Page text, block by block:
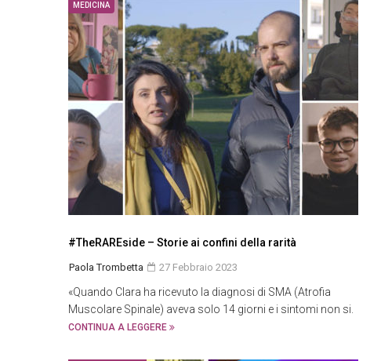
MEDICINA
#TheRAREside – Storie ai confini della rarità
Paola Trombetta 27 Febbraio 2023
«Quando Clara ha ricevuto la diagnosi di SMA (Atrofia
Muscolare Spinale) aveva solo 14 giorni e i sintomi non si.
CONTINUA A LEGGERE